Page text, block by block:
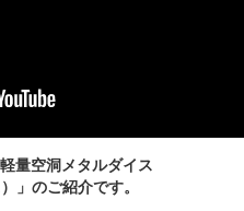
量空洞メタルダイス
」のご紹介です。